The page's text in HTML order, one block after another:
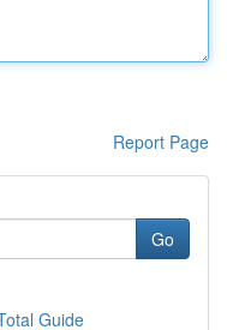
Report Page
Go
Guide